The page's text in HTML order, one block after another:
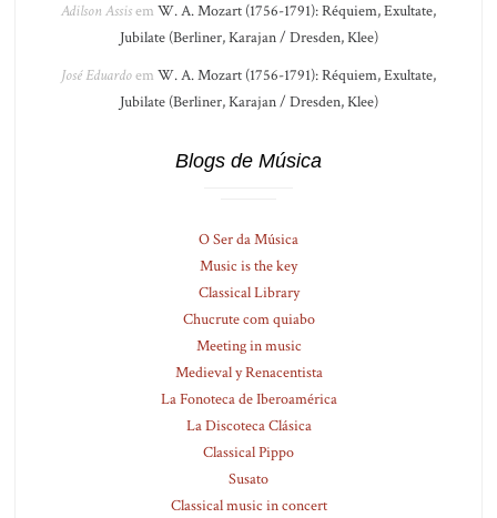
Adilson Assisem W. A. Mozart (1756-1791): Réquiem, Exultate,
Jubilate (Berliner, Karajan / Dresden, Klee)
José Eduardoem W. A. Mozart (1756-1791): Réquiem, Exultate,
Jubilate (Berliner, Karajan / Dresden, Klee)
Blogs de Música
O Ser da Música
Music is the key
Classical Library
Chucrute com quiabo
Meeting in music
Medieval y Renacentista
La Fonoteca de Iberoamérica
La Discoteca Clásica
Classical Pippo
Susato
Classical music in concert